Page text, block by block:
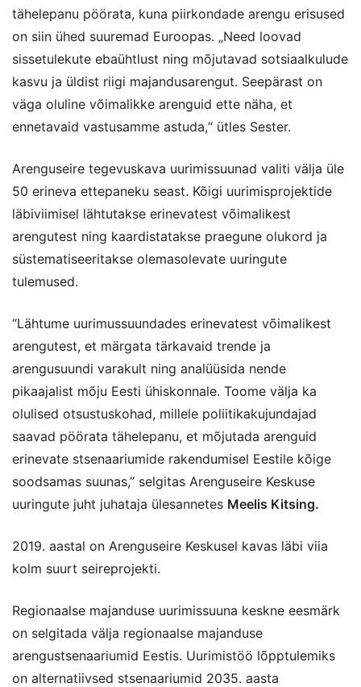
tähelepanu pöörata, kuna piirkondade arengu erisused
on siin ühed suuremad Euroopas. „Need loovad
sissetulekute ebaühtlust ning mõjutavad sotsiaalkulude
kasvu ja üldist riigi majandusarengut. Seepärast on
väga oluline võimalikke arenguid ette näha, et
ennetavaid vastusamme astuda,“ ütles Sester.
Arenguseire tegevuskava uurimissuunad valiti välja üle
50 erineva ettepaneku seast. Kõigi uurimisprojektide
läbiviimisel lähtutakse erinevatest võimalikest
arengutest ning kaardistatakse praegune olukord ja
süstematiseeritakse olemasolevate uuringute
tulemused.
“Lähtume uurimussuundades erinevatest võimalikest
arengutest, et märgata tärkavaid trende ja
arengusuundi varakult ning analüüsida nende
pikaajalist mõju Eesti ühiskonnale. Toome välja ka
olulised otsustuskohad, millele poliitikakujundajad
saavad pöörata tähelepanu, et mõjutada arenguid
erinevate stsenaariumide rakendumisel Eestile kõige
soodsamas suunas,” selgitas Arenguseire Keskuse
uuringute juht juhataja ülesannetes Meelis Kitsing.
2019. aastal on Arenguseire Keskusel kavas läbi viia
kolm suurt seireprojekti.
Regionaalse majanduse uurimissuuna keskne eesmärk
on selgitada välja regionaalse majanduse
arengustsenaariumid Eestis. Uurimistöö lõpptulemiks
on alternatiivsed stsenaariumid 2035. aasta